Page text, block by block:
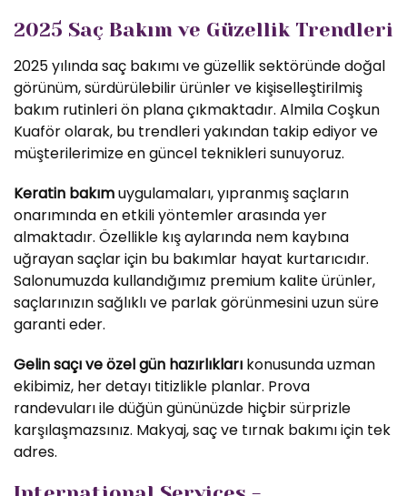
2025 Saç Bakım ve Güzellik Trendleri
2025 yılında saç bakımı ve güzellik sektöründe doğal
görünüm, sürdürülebilir ürünler ve kişiselleştirilmiş
bakım rutinleri ön plana çıkmaktadır. Almila Coşkun
Kuaför olarak, bu trendleri yakından takip ediyor ve
müşterilerimize en güncel teknikleri sunuyoruz.
Keratin bakımuygulamaları, yıpranmış saçların
onarımında en etkili yöntemler arasında yer
almaktadır. Özellikle kış aylarında nem kaybına
uğrayan saçlar için bu bakımlar hayat kurtarıcıdır.
Salonumuzda kullandığımız premium kalite ürünler,
saçlarınızın sağlıklı ve parlak görünmesini uzun süre
garanti eder.
Gelin saçı ve özel gün hazırlıkları konusunda uzman
ekibimiz, her detayı titizlikle planlar. Prova
randevuları ile düğün gününüzde hiçbir sürprizle
karşılaşmazsınız. Makyaj, saç ve tırnak bakımı için tek
adres.